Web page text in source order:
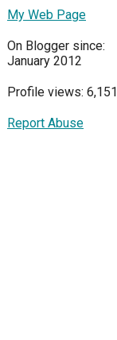
My Web Page
On Blogger since:
January 2012
Profile views: 6,151
Report Abuse